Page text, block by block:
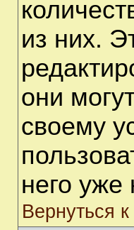
из них.
они
своему
него уже
Вернуться